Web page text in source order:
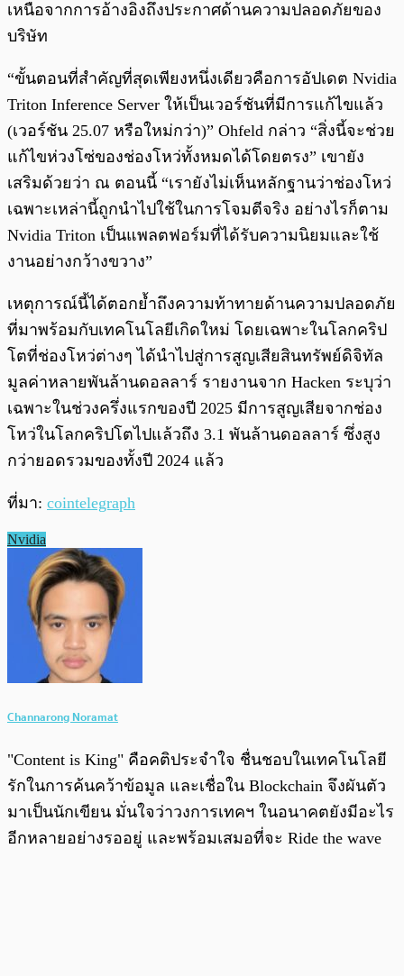
เหนือจากการอ้างอิงถึงประกาศด้านความปลอดภัยของ
บริษัท
“ขั้นตอนที่สำคัญที่สุดเพียงหนึ่งเดียวคือการอัปเดต Nvidia
Triton Inference Server ให้เป็นเวอร์ชันที่มีการแก้ไขแล้ว
(เวอร์ชัน 25.07 หรือใหม่กว่า)” Ohfeld กล่าว “สิ่งนี้จะช่วย
แก้ไขห่วงโซ่ของช่องโหว่ทั้งหมดได้โดยตรง” เขายัง
เสริมด้วยว่า ณ ตอนนี้ “เรายังไม่เห็นหลักฐานว่าช่องโหว่
เฉพาะเหล่านี้ถูกนำไปใช้ในการโจมตีจริง อย่างไรก็ตาม
Nvidia Triton เป็นแพลตฟอร์มที่ได้รับความนิยมและใช้
งานอย่างกว้างขวาง”
เหตุการณ์นี้ได้ตอกย้ำถึงความท้าทายด้านความปลอดภัย
ที่มาพร้อมกับเทคโนโลยีเกิดใหม่ โดยเฉพาะในโลกคริป
โตที่ช่องโหว่ต่างๆ ได้นำไปสู่การสูญเสียสินทรัพย์ดิจิทัล
มูลค่าหลายพันล้านดอลลาร์ รายงานจาก Hacken ระบุว่า
เฉพาะในช่วงครึ่งแรกของปี 2025 มีการสูญเสียจากช่อง
โหว่ในโลกคริปโตไปแล้วถึง 3.1 พันล้านดอลลาร์ ซึ่งสูง
กว่ายอดรวมของทั้งปี 2024 แล้ว
ที่มา: cointelegraph
Nvidia
Channarong Noramat
"Content is King" คือคติประจำใจ ชื่นชอบในเทคโนโลยี
รักในการค้นคว้าข้อมูล และเชื่อใน Blockchain จึงผันตัว
มาเป็นนักเขียน มั่นใจว่าวงการเทคฯ ในอนาคตยังมีอะไร
อีกหลายอย่างรออยู่ และพร้อมเสมอที่จะ Ride the wave